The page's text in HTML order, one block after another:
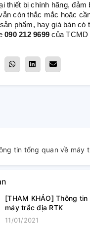
thiết bị chính hãng, đảm
còn thắc mắc hoặc
phẩm, hay giá bán có
090 212 9699của TCMD
tin tổng quan về máy
[THAM KHẢO] Thông
máy trắc địa RTK
11/01/2021